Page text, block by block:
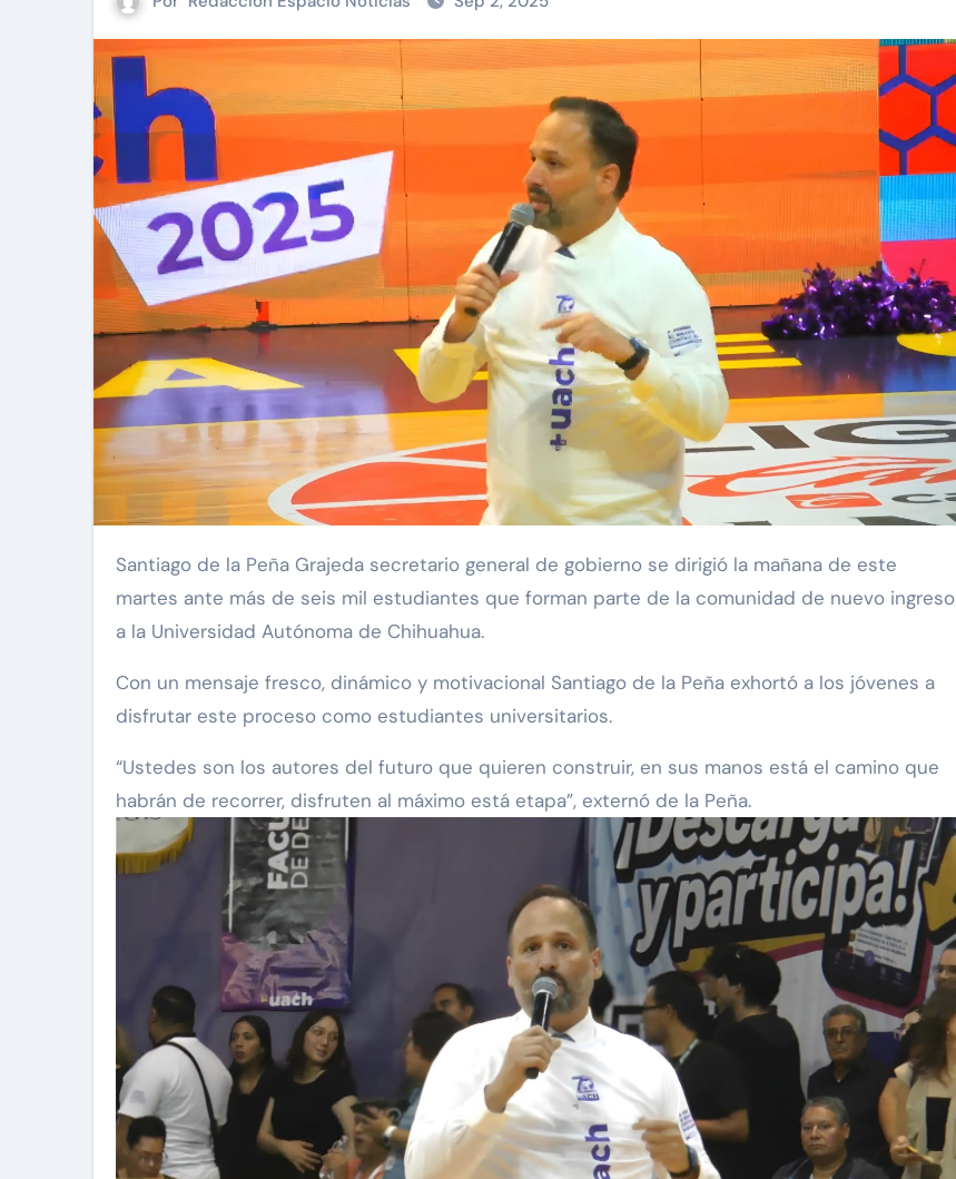
Santiago de la Peña Grajeda secretario general de gobierno se dirigió la mañana de este
martes ante más de seis mil estudiantes que forman parte de la comunidad de nuevo ingreso
a la Universidad Autónoma de Chihuahua.
Con un mensaje fresco, dinámico y motivacional Santiago de la Peña exhortó a los jóvenes a
disfrutar este proceso como estudiantes universitarios.
“Ustedes son los autores del futuro que quieren construir, en sus manos está el camino que
habrán de recorrer, disfruten al máximo está etapa”, externó de la Peña.